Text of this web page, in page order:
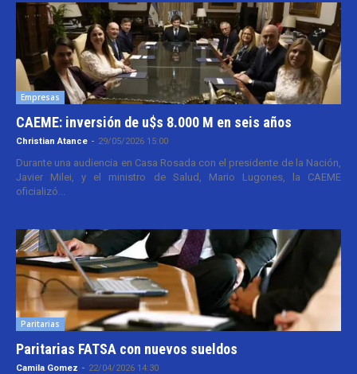
Empresas
CAEME: inversión de u$s 8.000 M en seis años
Christian Atance - 29/05/2026 15:00
Durante una audiencia en Casa Rosada con el presidente de la Nación,
Javier Milei, y el ministro de Salud, Mario Lugones, la CAEME
oficializó...
Paritarias
Paritarias FATSA con nuevos sueldos
Camila Gomez - 22/04/2026 14:30